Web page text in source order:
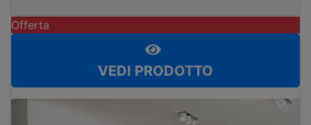
Offerta
VEDI PRODOTTO